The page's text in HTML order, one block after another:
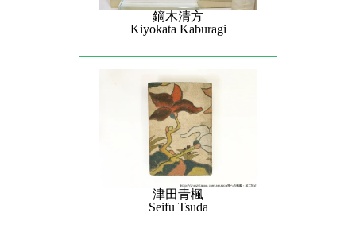
鏑木清方
Kiyokata Kaburagi
津田青楓
Seifu Tsuda